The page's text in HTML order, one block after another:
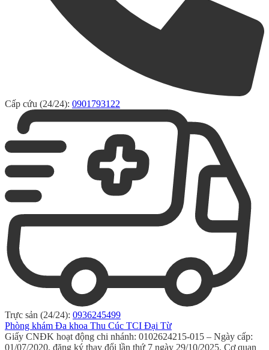
Cấp cứu (24/24): 0901793122
Trực sản (24/24): 0936245499
Phòng khám Đa khoa Thu Cúc TCI Đại Từ
Giấy CNĐK hoạt động chi nhánh: 0102624215-015 – Ngày cấp:
01/07/2020, đăng ký thay đổi lần thứ 7 ngày 29/10/2025. Cơ quan